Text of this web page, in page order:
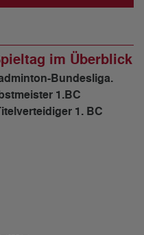
im Überblick
Bundesliga.
1.BC
1. BC